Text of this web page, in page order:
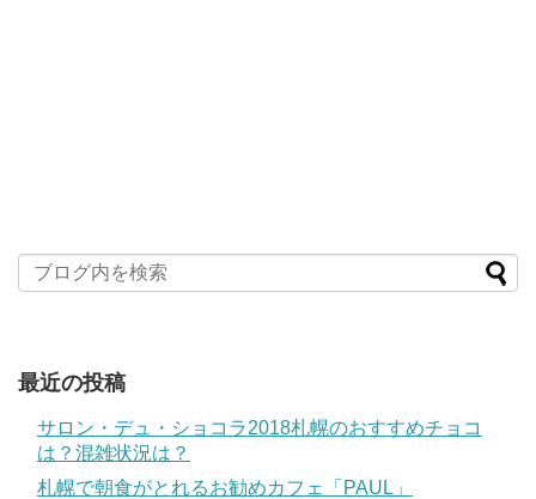
最近の投稿
サロン・デュ・ショコラ2018札幌のおすすめチョコ
は？混雑状況は？
札幌で朝食がとれるお勧めカフェ「PAUL」